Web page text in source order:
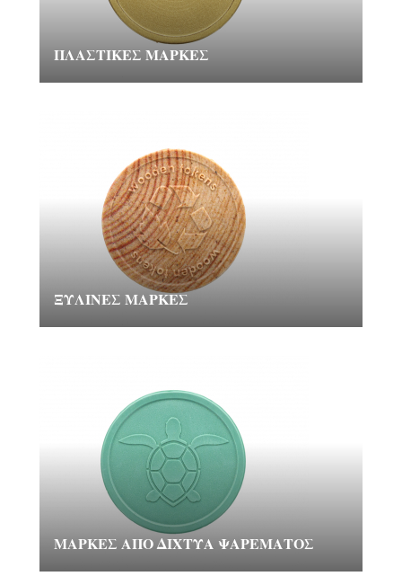
ΠΛΑΣΤΙΚΈΣ ΜΆΡΚΕΣ
ΞΎΛΙΝΕΣ ΜΆΡΚΕΣ
ΜΆΡΚΕΣ ΑΠΌ ΔΊΧΤΥΑ ΨΑΡΈΜΑΤΟΣ